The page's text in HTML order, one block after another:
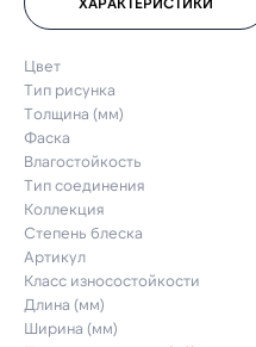
Цвет
Тип рисунка
Толщина (мм)
Фаска
Влагостойкость
Тип соединения
Коллекция
Степень блеска
Артикул
Класс износостойкости
Длина (мм)
Ширина (мм)